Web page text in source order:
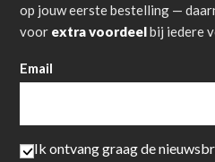
op jouw eerste bestelling —
voor extra voordeelbij iedere
Email
Ik ontvang graag de